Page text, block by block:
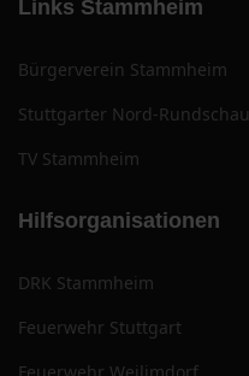
Links Stammheim
Bürgerverein Stammheim
Stuttgarter Nord-Rundschau
TV Stammheim
Hilfsorganisationen
DRK Stammheim
Feuerwehr Stuttgart